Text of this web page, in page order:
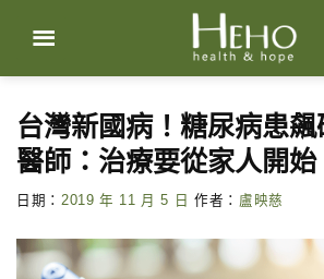
content
台灣新國病！糖尿病患
醫師：治療要從家人開始
日期： 2019 年 11 月 5 日 作者： 盧映慈